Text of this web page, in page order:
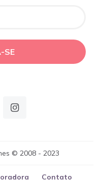
© 2008 - 2023
Contato